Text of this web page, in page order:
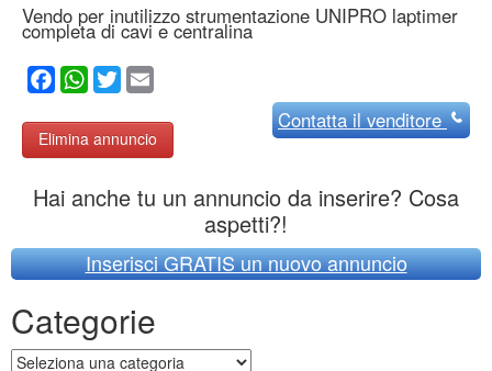
Vendo per inutilizzo strumentazione UNIPRO laptimer
completa di cavi e centralina
Facebook
WhatsApp
Twitter
Elimina annuncio
Contattail venditore
Hai anche tu un annuncio da inserire? Cosa
aspetti?!
Inserisci GRATIS un nuovo annuncio
Categorie
Categorie